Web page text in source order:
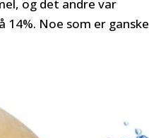
og det andre var
Noe som er ganske